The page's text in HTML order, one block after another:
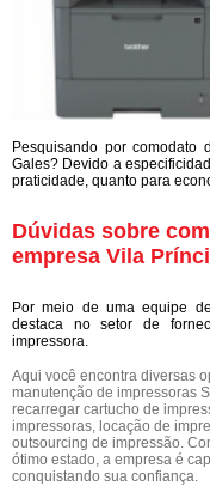
Pesquisando por comodato
Gales? Devido a
praticidade, quanto para
Dúvidas sobre
empresa Vila
Por meio de uma equipe
destaca no setor de
impressora.
Aqui você encontra diversas
manutenção de impressoras
recarregar cartucho de
impressoras, locação de
outsourcing de impressão.
ótimo estado, a empresa é
conquistando sua confiança.